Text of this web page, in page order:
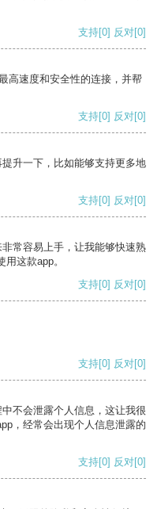
支持[0] 反对[0]
高速度和安全性的连接，并帮
支持[0] 反对[0]
升一下，比如能够支持更多地
支持[0] 反对[0]
常容易上手，让我能够快速熟
这款app。
支持[0] 反对[0]
支持[0] 反对[0]
不会泄露个人信息，这让我很
，经常会出现个人信息泄露的
支持[0] 反对[0]